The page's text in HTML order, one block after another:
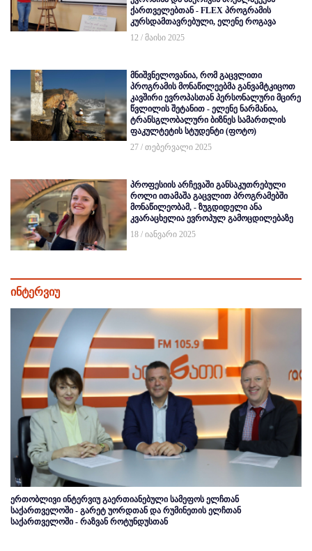
ქართველებთან - FLEX პროგრამის
კურსდამთავრებული, ელენე როგავა
12 / მაისი 2025
მნიშვნელოვანია, რომ გაცვლითი
პროგრამის მონაწილეებმა განვამტკიცოთ
კავშირი ევროპასთან პერსონალური მცირე
წვლილის შეტანით - ელენე ნარმანია,
ტრანსგლობალური ბიზნეს სამართლის
ფაკულტეტის სტუდენტი (ფოტო)
27 / თებერვალი 2025
პროფესიის არჩევაში განსაკუთრებული
როლი ითამაშა გაცვლით პროგრამებში
მონაწილეობამ, - ზუგდიდელი ანა
კვარაცხელია ევროპულ გამოცდილებაზე
18 / იანვარი 2025
ინტერვიუ
ერთობლივი ინტერვიუ გაერთიანებული სამეფოს ელჩთან
საქართველოში - გარეტ უორდთან და რუმინეთის ელჩთან
საქართველოში - რაზვან როტუნდუსთან